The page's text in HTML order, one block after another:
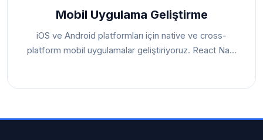
Mobil Uygulama Geliştirme
iOS ve Android platformları için native ve cross-
platform mobil uygulamalar geliştiriyoruz. React Na...